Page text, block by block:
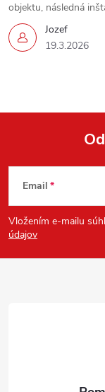
Jozef
19.3.2026
objektu, následná
Z
á
p
Email
Vložením e-mailu
údajov